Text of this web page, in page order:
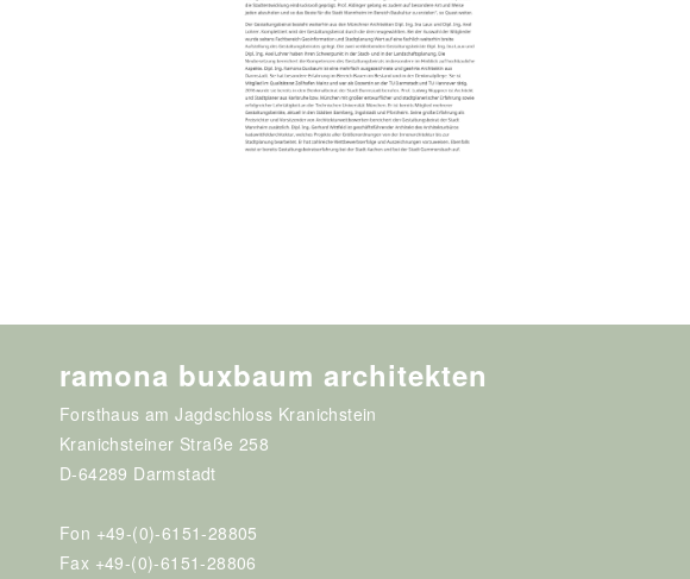
ramona buxbaum architekten
Forsthaus am Jagdschloss Kranichstein
Kranichsteiner Straße 258
D-64289 Darmstadt
Fon +49-(0)-6151-28805
Fax +49-(0)-6151-28806